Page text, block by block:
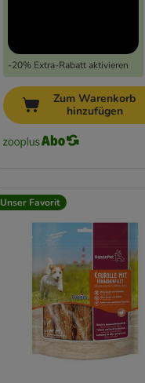
-20% Extra-Rabatt aktivieren
Zum Warenkorb
hinzufügen
Unser Favorit